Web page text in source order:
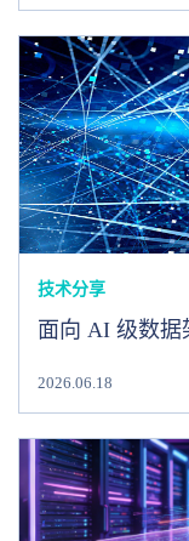
技术分享
面向 AI 级数据
2026.06.18